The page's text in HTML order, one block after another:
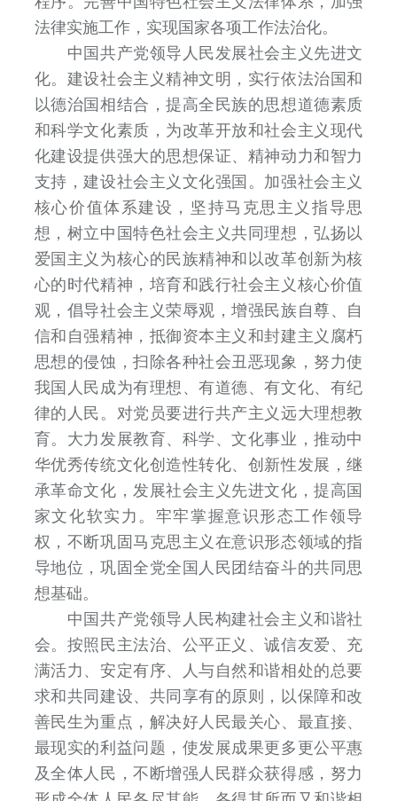
法律实施工作，实现国家各项工作法治化。
中国共产党领导人民发展社会主义先进文
化。建设社会主义精神文明，实行依法治国和
以德治国相结合，提高全民族的思想道德素质
和科学文化素质，为改革开放和社会主义现代
化建设提供强大的思想保证、精神动力和智力
支持，建设社会主义文化强国。加强社会主义
核心价值体系建设，坚持马克思主义指导思
想，树立中国特色社会主义共同理想，弘扬以
爱国主义为核心的民族精神和以改革创新为核
心的时代精神，培育和践行社会主义核心价值
观，倡导社会主义荣辱观，增强民族自尊、自
信和自强精神，抵御资本主义和封建主义腐朽
思想的侵蚀，扫除各种社会丑恶现象，努力使
我国人民成为有理想、有道德、有文化、有纪
律的人民。对党员要进行共产主义远大理想教
育。大力发展教育、科学、文化事业，推动中
华优秀传统文化创造性转化、创新性发展，继
承革命文化，发展社会主义先进文化，提高国
家文化软实力。牢牢掌握意识形态工作领导
权，不断巩固马克思主义在意识形态领域的指
导地位，巩固全党全国人民团结奋斗的共同思
想基础。
中国共产党领导人民构建社会主义和谐社
会。按照民主法治、公平正义、诚信友爱、充
满活力、安定有序、人与自然和谐相处的总要
求和共同建设、共同享有的原则，以保障和改
善民生为重点，解决好人民最关心、最直接、
最现实的利益问题，使发展成果更多更公平惠
及全体人民，不断增强人民群众获得感，努力